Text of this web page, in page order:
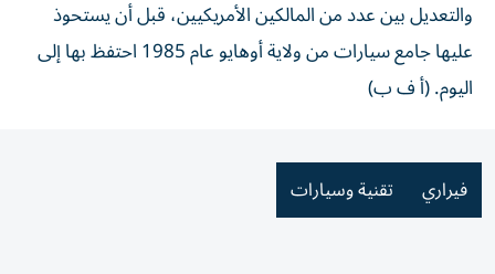
والتعديل بين عدد من المالكين الأمريكيين، قبل أن يستحوذ
عليها جامع سيارات من ولاية أوهايو عام 1985 احتفظ بها إلى
اليوم. (أ ف ب)
فيراري تقنية وسيارات